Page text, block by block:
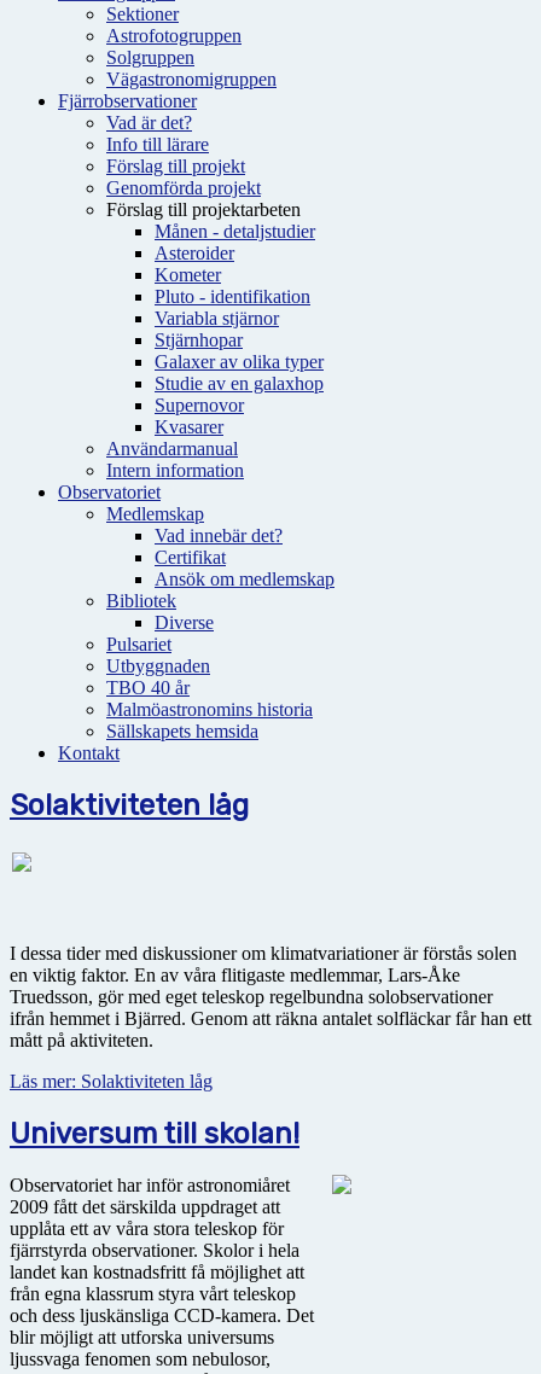
Sektioner
Astrofotogruppen
Solgruppen
Vägastronomigruppen
Fjärrobservationer
Vad är det?
Info till lärare
Förslag till projekt
Genomförda projekt
Förslag till projektarbeten
Månen - detaljstudier
Asteroider
Kometer
Pluto - identifikation
Variabla stjärnor
Stjärnhopar
Galaxer av olika typer
Studie av en galaxhop
Supernovor
Kvasarer
Användarmanual
Intern information
Observatoriet
Medlemskap
Vad innebär det?
Certifikat
Ansök om medlemskap
Bibliotek
Diverse
Pulsariet
Utbyggnaden
TBO 40 år
Malmöastronomins historia
Sällskapets hemsida
Kontakt
Solaktiviteten låg
I dessa tider med diskussioner om klimatvariationer är förstås solen
en viktig faktor. En av våra flitigaste medlemmar, Lars-Åke
Truedsson, gör med eget teleskop regelbundna solobservationer
ifrån hemmet i Bjärred. Genom att räkna antalet solfläckar får han ett
mått på aktiviteten.
Läs mer: Solaktiviteten låg
Universum till skolan!
Observatoriet har inför astronomiåret
2009 fått det särskilda uppdraget att
upplåta ett av våra stora teleskop för
fjärrstyrda observationer. Skolor i hela
landet kan kostnadsfritt få möjlighet att
från egna klassrum styra vårt teleskop
och dess ljuskänsliga CCD-kamera. Det
blir möjligt att utforska universums
ljussvaga fenomen som nebulosor,